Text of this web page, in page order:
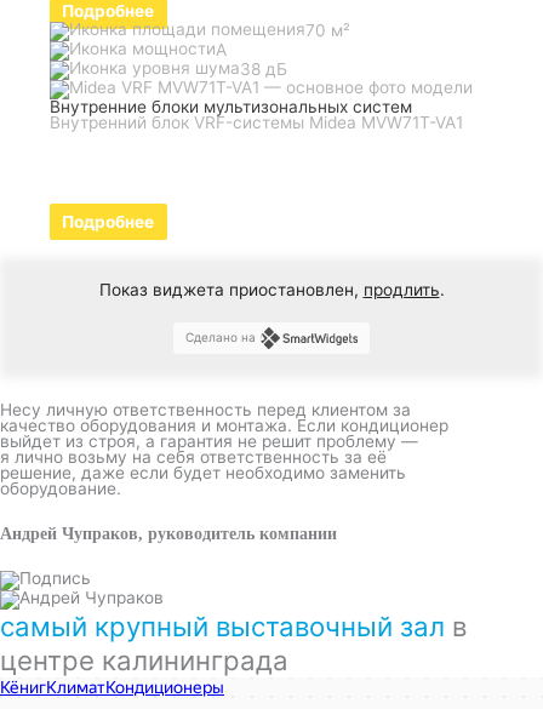
Подробнее
70 м²
A
38 дБ
Внутренние блоки мультизональных систем
Внутренний блок VRF-системы Midea MVW71T-VA1
Подробнее
Показ виджета приостановлен, продлить.
Сделано на
Несу личную ответственность перед клиентом за
качество оборудования и монтажа. Если кондиционер
выйдет из строя, а гарантия не решит проблему —
я лично возьму на себя ответственность за её
решение, даже если будет необходимо заменить
оборудование.
Андрей Чупраков, руководитель компании
самый крупный выставочный зал в
центре калининграда
КёнигКлимат
Кондиционеры в Калининграде